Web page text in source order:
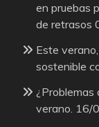
en pruebas
de retrasos
Este
sostenible
¿Problemas
verano. 16/